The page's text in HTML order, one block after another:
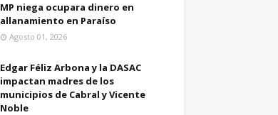
MP niega ocupara dinero en
allanamiento en Paraíso
Agosto 01, 2026
Edgar Féliz Arbona y la DASAC
impactan madres de los
municipios de Cabral y Vicente
Noble